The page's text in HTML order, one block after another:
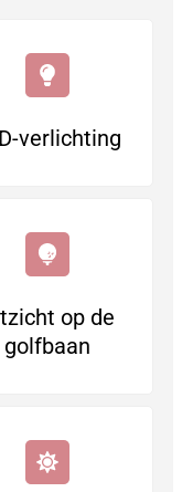
verlichting
op de
golfbaan